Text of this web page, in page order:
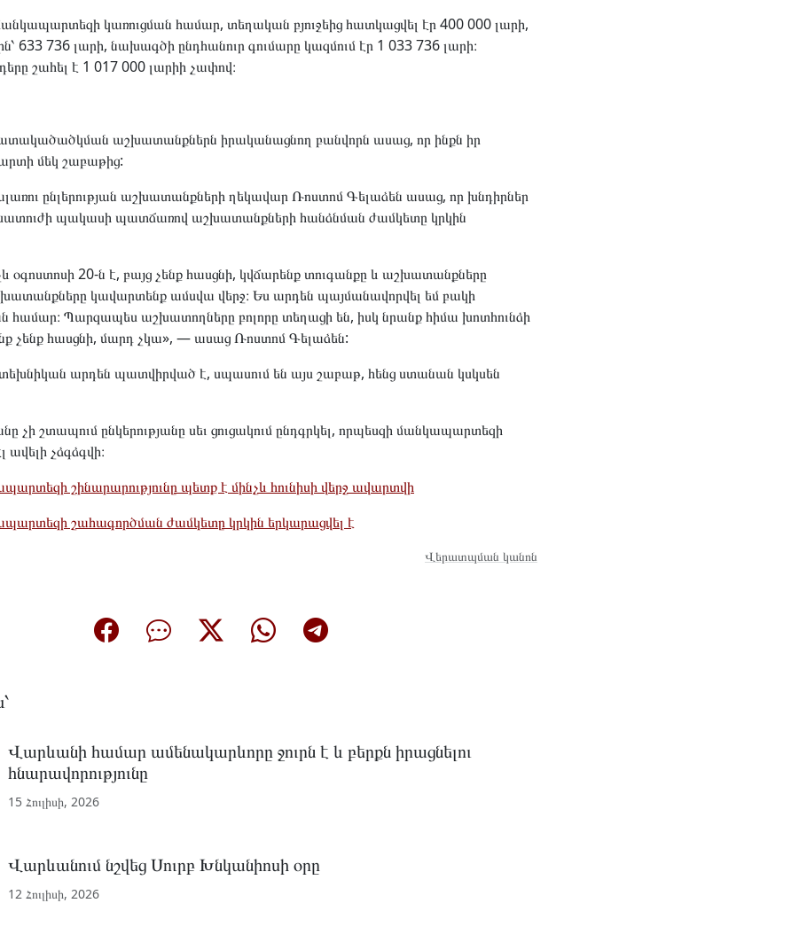
կառուցման համար, տեղական բյուջեից հատկացվել էր 400 000 լարի,
633 736 լարի, նախագծի ընդհանուր գումարը կազմում էր 1 033 736 լարի։
շահել է 1 017 000 լարիի չափով։
աշխատանքներն իրականացնող բանվորն ասաց, որ ինքն իր
մեկ շաբաթից:
ընլերության աշխատանքների ղեկավար Ռոստոմ Գելաձեն ասաց, որ խնդիրներ
պակասի պատճառով աշխատանքների հանձնման ժամկետը կրկին
օգոստոսի 20-ն է, բայց չենք հասցնի, կվճարենք տուգանքը և աշխատանքները
կավարտենք ամսվա վերջ։ Ես արդեն պայմանավորվել եմ բակի
Պարզապես աշխատողները բոլորը տեղացի են, իսկ նրանք հիմա խոտհունձի
չենք հասցնի, մարդ չկա», — ասաց Ռոստոմ Գելաձեն:
արդեն պատվիրված է, սպասում են այս շաբաթ, հենց ստանան կսկսեն
շտապում ընկերությանը սեւ ցուցակում ընդգրկել, որպեսզի մանկապարտեզի
ավելի չձգձգվի։
շինարարությունը պետք է մինչև հունիսի վերջ ավարտվի
շահագործման ժամկետը կրկին երկարացվել է
Վերատպման կանոն
Վարևանի համար ամենակարևորը ջուրն է և բերքն իրացնելու
հնարավորությունը
15 Հուլիսի, 2026
Վարևանում նշվեց Սուրբ Խնկանիոսի օրը
12 Հուլիսի, 2026